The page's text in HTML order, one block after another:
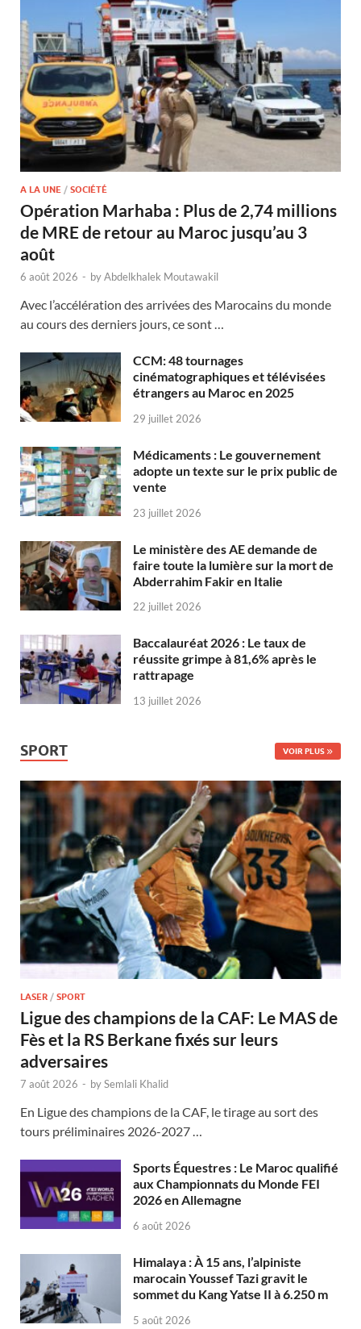
A LA UNE / SOCIÉTÉ
Opération Marhaba : Plus de 2,74 millions
de MRE de retour au Maroc jusqu’au 3
août
6 août 2026 - byAbdelkhalek Moutawakil
Avec l’accélération des arrivées des Marocains du monde
au cours des derniers jours, ce sont …
CCM: 48 tournages
cinématographiques et télévisées
étrangers au Maroc en 2025
29 juillet 2026
Médicaments : Le gouvernement
adopte un texte sur le prix public de
vente
23 juillet 2026
Le ministère des AE demande de
faire toute la lumière sur la mort de
Abderrahim Fakir en Italie
22 juillet 2026
Baccalauréat 2026 : Le taux de
réussite grimpe à 81,6% après le
rattrapage
13 juillet 2026
SPORT VOIR PLUS
LASER / SPORT
Ligue des champions de la CAF: Le MAS de
Fès et la RS Berkane fixés sur leurs
adversaires
7 août 2026 - bySemlali Khalid
En Ligue des champions de la CAF, le tirage au sort des
tours préliminaires 2026-2027 …
Sports Équestres : Le Maroc qualifié
aux Championnats du Monde FEI
2026 en Allemagne
6 août 2026
Himalaya : À 15 ans, l’alpiniste
marocain Youssef Tazi gravit le
sommet du Kang Yatse II à 6.250 m
5 août 2026